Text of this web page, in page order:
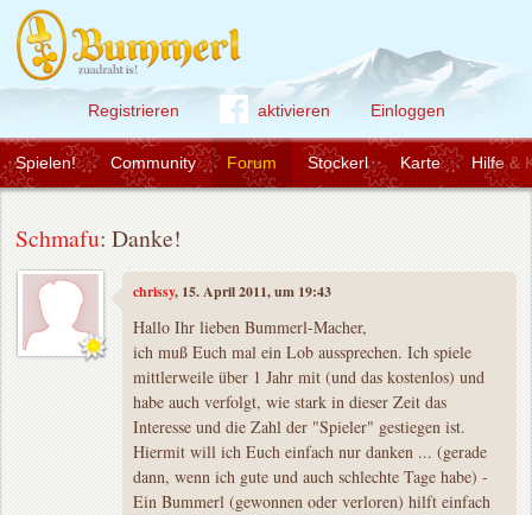
Registrieren aktivieren Einloggen
Community Forum Stockerl Karte Hilfe &
Spielen!
Schmafu: Danke!
chrissy, 15. April 2011, um 19:43
Hallo Ihr lieben Bummerl-Macher,
ich muß Euch mal ein Lob aussprechen. Ich spiele
mittlerweile über 1 Jahr mit (und das kostenlos) und
habe auch verfolgt, wie stark in dieser Zeit das
Interesse und die Zahl der "Spieler" gestiegen ist.
Hiermit will ich Euch einfach nur danken ... (gerade
dann, wenn ich gute und auch schlechte Tage habe) -
Ein Bummerl (gewonnen oder verloren) hilft einfach